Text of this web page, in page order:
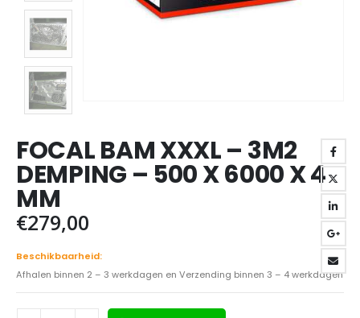
FOCAL BAM XXXL – 3M2
DEMPING – 500 X 6000 X 4
MM
€279,00
Beschikbaarheid:
Afhalen binnen 2 – 3 werkdagen en Verzending binnen 3 – 4 werkdagen